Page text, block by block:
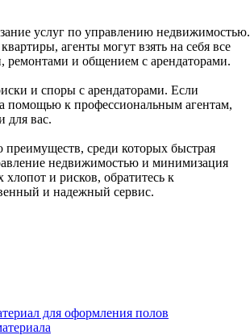
услуг по управлению недвижимостью.
агенты могут взять на себя все
ремонтами и общением с арендаторами.
и споры с арендаторами. Если
помощью к профессиональным агентам,
для вас.
преимуществ, среди которых быстрая
недвижимостью и минимизация
и рисков, обратитесь к
и надежный сервис.
для оформления полов